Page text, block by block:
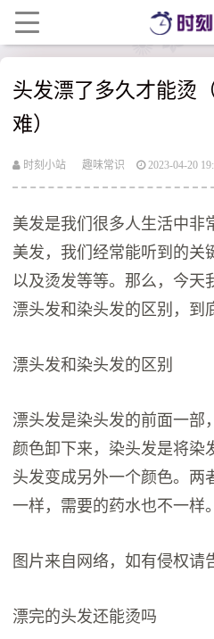
头发漂了多久才能烫
难）
时刻小站 趣味常识 2023-04-20
美发是我们很多人生活中非
美发，我们经常能听到的关
以及烫发等等。那么，今天
漂头发和染头发的区别，到
漂头发和染头发的区别
漂头发是染头发的前面一部
颜色卸下来，染头发是将染
头发变成另外一个颜色。两
一样，需要的药水也不一样。
图片来自网络，如有侵权请
漂完的头发还能烫吗